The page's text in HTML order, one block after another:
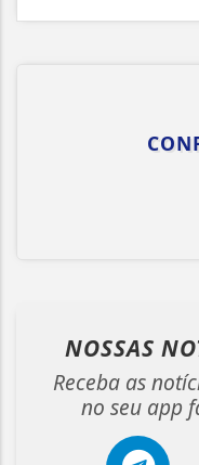
NOSSAS
Receba as
no seu app